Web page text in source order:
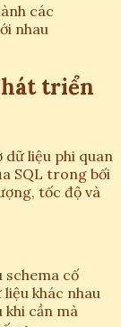
các
nhau
triển
dữ liệu phi quan
SQL trong bối
tốc độ và
schema cố
khác nhau
khi cần mà